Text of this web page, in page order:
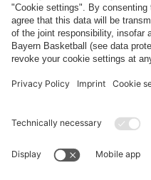
FC Bayern Store App